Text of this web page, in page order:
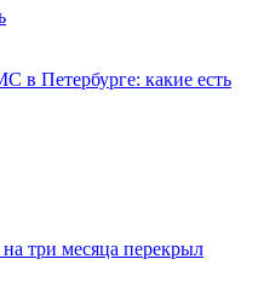
в Петербурге: какие есть
три месяца перекрыл